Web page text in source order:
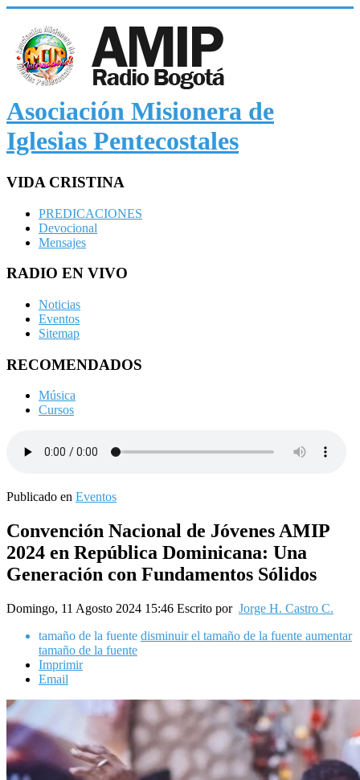
Asociación Misionera de
Iglesias Pentecostales
VIDA CRISTINA
PREDICACIONES
Devocional
Mensajes
RADIO EN VIVO
Noticias
Eventos
Sitemap
RECOMENDADOS
Música
Cursos
Publicado en Eventos
Convención Nacional de Jóvenes AMIP
2024 en República Dominicana: Una
Generación con Fundamentos Sólidos
Domingo, 11 Agosto 2024 15:46 Escrito por Jorge H. Castro C.
tamaño de la fuente disminuir el tamaño de la fuente aumentar
tamaño de la fuente
Imprimir
Email